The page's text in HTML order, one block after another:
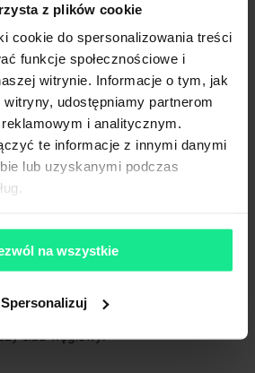
z plików cookie
cookie do spersonalizowania treści
funkcje społecznościowe i
witrynie. Informacje o tym, jak
udostępniamy partnerom
i analitycznym.
te informacje z innymi danymi
lub uzyskanymi podczas
na wszystkie
Spersonalizuj
Czy posiadasz w zespole
do wdrożenia i utrzymania
Czy Twoje operacje są standardowe,
wysoce spersonalizowanych
kontrolę i dopasowanie, ale za cenę
Wynajem zapewnia elastyczność i
magazyny są
ślad węglowy.